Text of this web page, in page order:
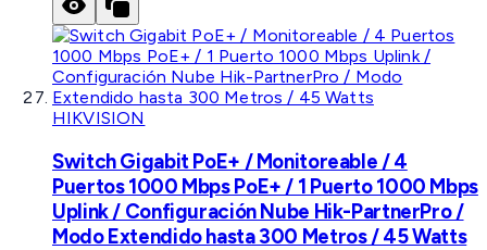
HIKVISION
Switch Gigabit PoE+ / Monitoreable / 4
Puertos 1000 Mbps PoE+ / 1 Puerto 1000 Mbps
Uplink / Configuración Nube Hik-PartnerPro /
Modo Extendido hasta 300 Metros / 45 Watts